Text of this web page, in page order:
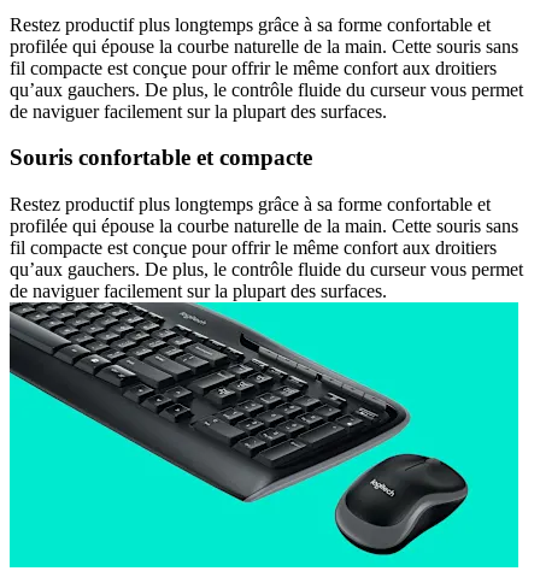
Restez productif plus longtemps grâce à sa forme confortable et
profilée qui épouse la courbe naturelle de la main. Cette souris sans
fil compacte est conçue pour offrir le même confort aux droitiers
qu’aux gauchers. De plus, le contrôle fluide du curseur vous permet
de naviguer facilement sur la plupart des surfaces.
Souris confortable et compacte
Restez productif plus longtemps grâce à sa forme confortable et
profilée qui épouse la courbe naturelle de la main. Cette souris sans
fil compacte est conçue pour offrir le même confort aux droitiers
qu’aux gauchers. De plus, le contrôle fluide du curseur vous permet
de naviguer facilement sur la plupart des surfaces.